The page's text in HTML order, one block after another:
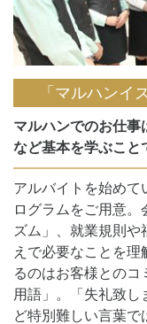
「マルハンイ
マルハンでのお仕事
など基本を学ぶこと
アルバイトを始めて
ログラムをご用意。
ズム」、就業規則や
えで必要なことを
るのはお客様との
用語」。「失礼致し
ど特別難しい言葉で